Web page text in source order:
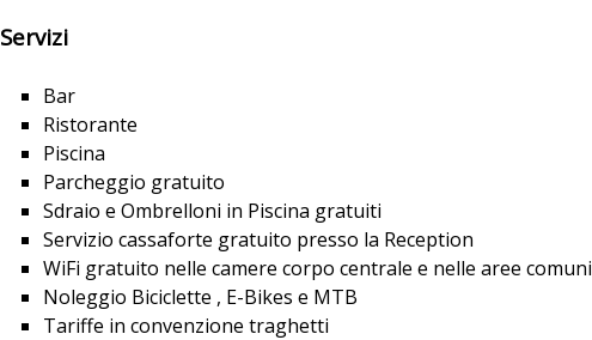
Servizi
Bar
Ristorante
Piscina
Parcheggio gratuito
Sdraio e Ombrelloni in Piscina gratuiti
Servizio cassaforte gratuito presso la Reception
WiFi gratuito nelle camere corpo centrale e nelle aree comuni
Noleggio Biciclette , E-Bikes e MTB
Tariffe in convenzione traghetti